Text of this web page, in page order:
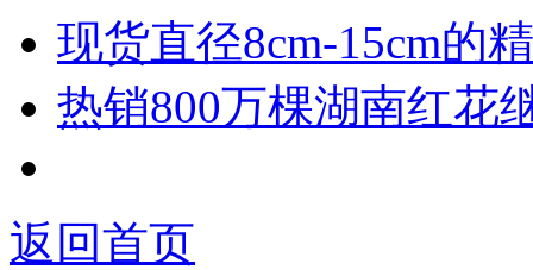
现货直径8cm-15cm的
热销800万棵湖南红花
返回首页